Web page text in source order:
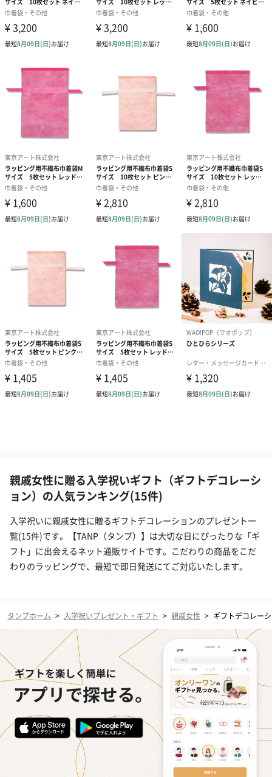
親戚女性に贈る入学祝いギフト（ギフトデコレーシ
ョン）の人気ランキング(15件)
入学祝いに親戚女性に贈るギフトデコレーションのプレゼント一
覧(15件)です。【TANP（タンプ）】は大切な日にぴったりな「ギ
フト」に出会えるネット通販サイトです。こだわりの商品をこだ
わりのラッピングで、最短で即日発送にてご対応いたします。
タンプホーム > 入学祝いプレゼント・ギフト > 親戚女性 > ギフトデコレー